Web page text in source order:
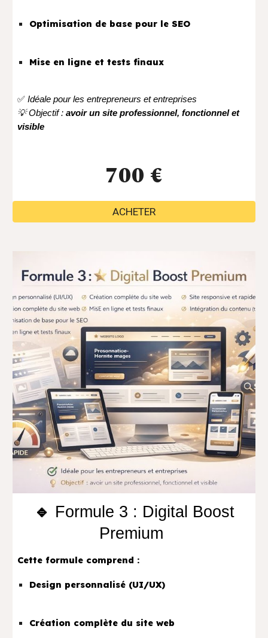
Optimisation de base pour le SEO
Mise en ligne et tests finaux
✅Idéale pour les entrepreneurs et entreprises
💡 Objectif :avoir un site professionnel, fonctionnel et
visible
700 €
ACHETER
🔹 Formule 3 : Digital Boost
Premium
Cette formule comprend :
Design personnalisé (UI/UX)
Création complète du site web